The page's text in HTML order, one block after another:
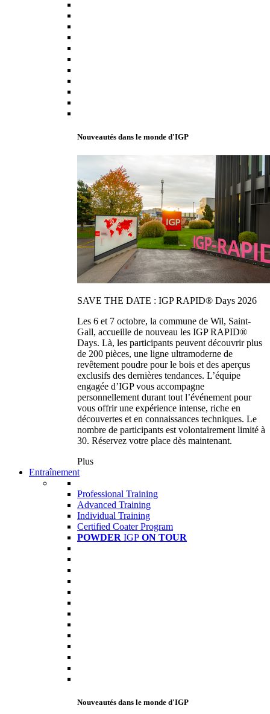
Nouveautés dans le monde d'IGP
SAVE THE DATE : IGP RAPID® Days 2026
Les 6 et 7 octobre, la commune de Wil, Saint-
Gall, accueille de nouveau les IGP RAPID®
Days. Là, les participants peuvent découvrir plus
de 200 pièces, une ligne ultramoderne de
revêtement poudre pour le bois et des aperçus
exclusifs des dernières tendances. L’équipe
engagée d’IGP vous accompagne
personnellement durant tout l’événement pour
vous offrir une expérience intense, riche en
découvertes et en connaissances techniques. Le
nombre de participants est volontairement limité à
30. Réservez votre place dès maintenant.
Plus
Entraînement
Professional Training
Advanced Training
Individual Training
Certified Coater Program
POWDER IGP ON TOUR
Nouveautés dans le monde d'IGP